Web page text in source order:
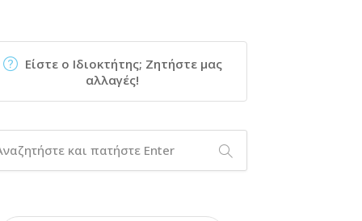
Είστε ο Ιδιοκτήτης; Ζητήστε μας
αλλαγές!